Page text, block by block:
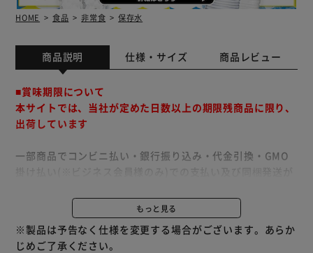
HOME 食品 非常食 保存水
商品説明 仕様・サイズ 商品レビュー
■賞味期限について
本サイトでは、当社が定めた日数以上の期限残商品に限り、
出荷しています
一部商品でコンビニ払い・銀行振り込み・代金引換・GMO
予めご了承ください。
水・ドリンク ランキング
もっと見る
※製品は予告なく仕様を変更する場合がございます。あらか
じめご了承ください。